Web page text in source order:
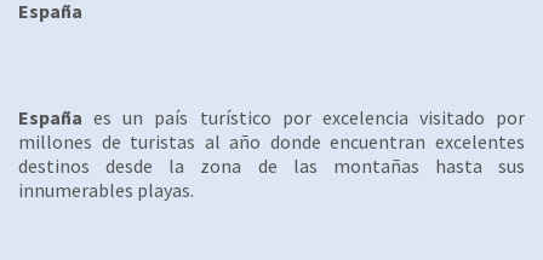
España
España es un país turístico por excelencia visitado por
millones de turistas al año donde encuentran excelentes
destinos desde la zona de las montañas hasta sus
innumerables playas.